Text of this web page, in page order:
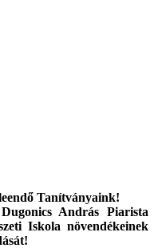
Tanítványaink!
András Piarista
Iskola növendékeinek